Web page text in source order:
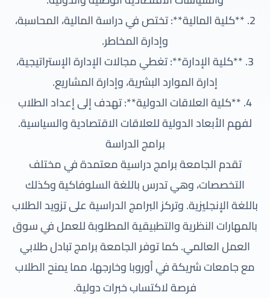
2. **كلية المالية**: تختص في دراسة المالية، المحاسبة،
وإدارة المخاطر.
3. **كلية الإدارة**: تغطي مجالات الإدارة الإستراتيجية،
إدارة الموارد البشرية، وإدارة المشاريع.
4. **كلية العلاقات الدولية**: تهدف إلى إعداد الطلاب
لفهم الأبعاد الدولية للعلاقات الاقتصادية والسياسية.
برامج الدراسة
تقدم الجامعة برامج دراسية معتمدة في مختلف
التخصصات، وهي تدرس باللغة السلوفاكية وكذلك
باللغة الإنجليزية. وتركز البرامج الدراسية على تزويد الطلاب
بالمهارات النظرية والتطبيقية المطلوبة للعمل في سوق
العمل العالمي. كما توفر الجامعة برامج تبادل طلابي
مع جامعات شريكة في أوروبا وخارجها، مما يمنح الطلاب
فرصة لاكتساب خبرات دولية.